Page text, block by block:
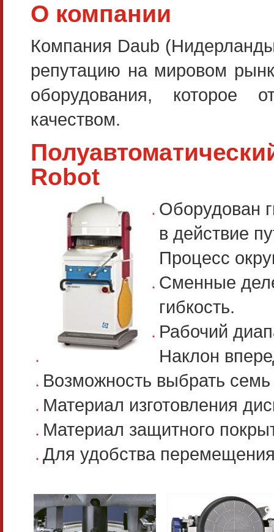
О компании
Компания Daub
репутацию на мировом
оборудования, которое
качеством.
Robot
Оборудован
в действие
Процесс
Сменные
гибкость.
Рабочий
Наклон
Возможность выбрать
Материал изготовления
Материал защитного
Для удобства